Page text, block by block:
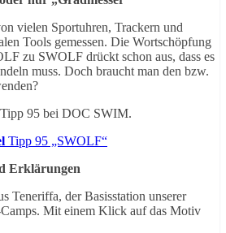
vielen Sportuhren, Trackern und
Tools gemessen. Die Wortschöpfung
zu SWOLF drückt schon aus, dass es
muss. Doch braucht man den bzw.
95 bei DOC SWIM.
Tipp 95 „SWOLF“
Erklärungen
Teneriffa, der Basisstation unserer
Mit einem Klick auf das Motiv